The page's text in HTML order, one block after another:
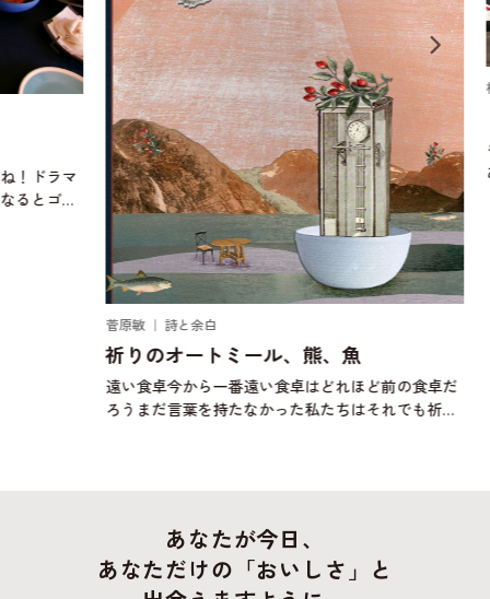
ラマ
ゴキ
菅原敏 ｜ 詩と余白
祈りのオートミール、熊、魚
遠い食卓今から一番遠い食卓はどれほど前の食卓だ
ろうまだ言葉を持たなかった私たちはそれでも祈り
松浦
「
もう
ある
にお
ぼう
頃、
あなたが今日、
あなただけの「おいしさ」と